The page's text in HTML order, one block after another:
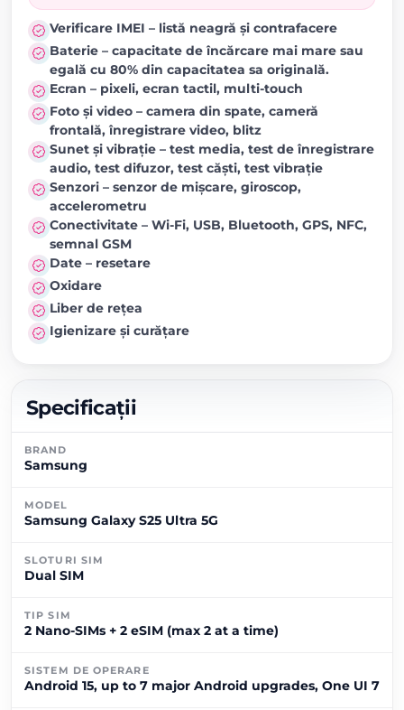
Verificare IMEI – listă neagră și contrafacere
Baterie – capacitate de încărcare mai mare sau
egală cu 80% din capacitatea sa originală.
Ecran – pixeli, ecran tactil, multi-touch
Foto și video – camera din spate, cameră
frontală, înregistrare video, blitz
Sunet și vibrație – test media, test de înregistrare
audio, test difuzor, test căști, test vibrație
Senzori – senzor de mișcare, giroscop,
accelerometru
Conectivitate – Wi-Fi, USB, Bluetooth, GPS, NFC,
semnal GSM
Date – resetare
Oxidare
Liber de rețea
Igienizare și curățare
Specificații
BRAND
Samsung
MODEL
Samsung Galaxy S25 Ultra 5G
SLOTURI SIM
Dual SIM
TIP SIM
2 Nano-SIMs + 2 eSIM (max 2 at a time)
SISTEM DE OPERARE
Android 15, up to 7 major Android upgrades, One UI 7